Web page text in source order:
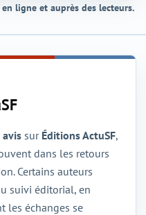
ligne et auprès des lecteurs.
avis sur Éditions ActuSF,
dans les retours
Certains auteurs
suivi éditorial, en
les échanges se